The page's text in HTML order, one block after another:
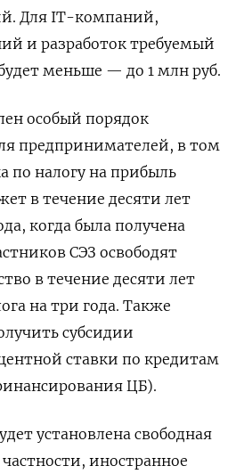
Для IT-компаний,
и разработок требуемый
меньше — до 1 млн руб.
особый порядок
предпринимателей, в том
по налогу на прибыль
в течение десяти лет
когда была получена
СЭЗ освободят
в течение десяти лет
на три года. Также
субсидии
ставки по кредитам
ЦБ).
установлена свободная
иностранное